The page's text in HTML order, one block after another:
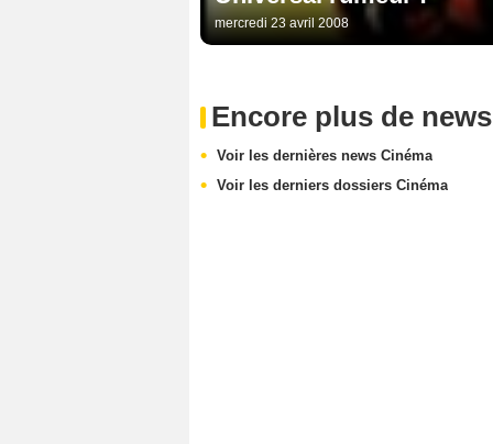
mercredi 23 avril 2008
Encore plus de
Voir les dernières news Cinéma
Voir les derniers dossiers Cinéma